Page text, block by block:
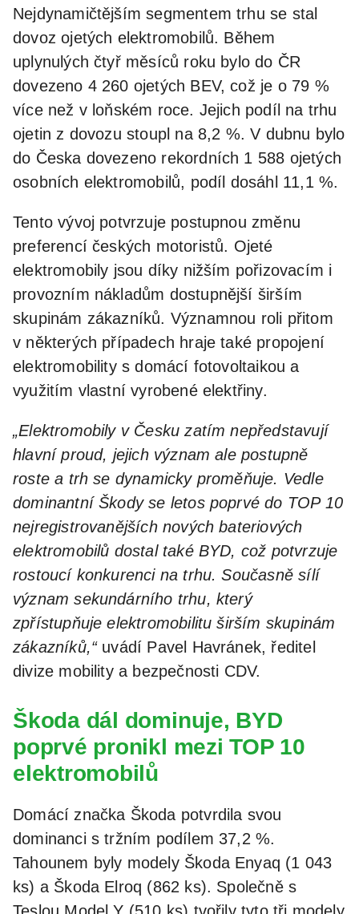
Nejdynamičtějším segmentem trhu se stal
dovoz ojetých elektromobilů. Během
uplynulých čtyř měsíců roku bylo do ČR
dovezeno 4 260 ojetých BEV, což je o 79 %
více než v loňském roce. Jejich podíl na trhu
ojetin z dovozu stoupl na 8,2 %. V dubnu bylo
do Česka dovezeno rekordních 1 588 ojetých
osobních elektromobilů, podíl dosáhl 11,1 %.
Tento vývoj potvrzuje postupnou změnu
preferencí českých motoristů. Ojeté
elektromobily jsou díky nižším pořizovacím i
provozním nákladům dostupnější širším
skupinám zákazníků. Významnou roli přitom
v některých případech hraje také propojení
elektromobility s domácí fotovoltaikou a
využitím vlastní vyrobené elektřiny.
„Elektromobily v Česku zatím nepředstavují
hlavní proud, jejich význam ale postupně
roste a trh se dynamicky proměňuje. Vedle
dominantní Škody se letos poprvé do TOP 10
nejregistrovanějších nových bateriových
elektromobilů dostal také BYD, což potvrzuje
rostoucí konkurenci na trhu. Současně sílí
význam sekundárního trhu, který
zpřístupňuje elektromobilitu širším skupinám
zákazníků,“ uvádí Pavel Havránek, ředitel
divize mobility a bezpečnosti CDV.
Škoda dál dominuje, BYD
poprvé pronikl mezi TOP 10
elektromobilů
Domácí značka Škoda potvrdila svou
dominanci s tržním podílem 37,2 %.
Tahounem byly modely Škoda Enyaq (1 043
ks) a Škoda Elroq (862 ks). Společně s